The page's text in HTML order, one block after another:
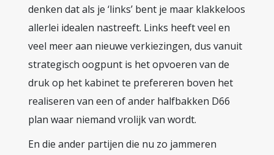
denken dat als je ‘links’ bent je maar klakkeloos
allerlei idealen nastreeft. Links heeft veel en
veel meer aan nieuwe verkiezingen, dus vanuit
strategisch oogpunt is het opvoeren van de
druk op het kabinet te prefereren boven het
realiseren van een of ander halfbakken D66
plan waar niemand vrolijk van wordt.
En die ander partijen die nu zo jammeren